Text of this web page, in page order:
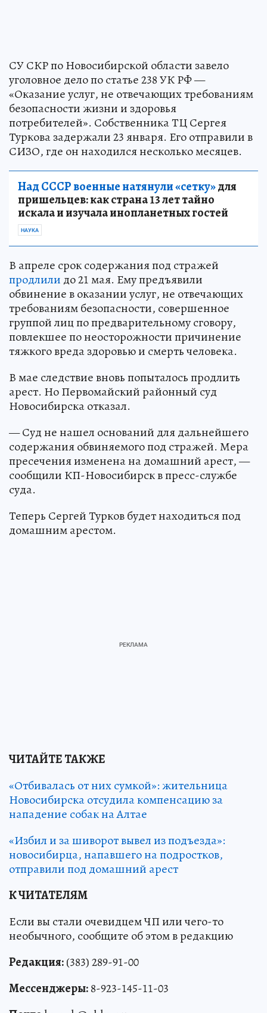
СУ СКР по Новосибирской области завело
уголовное дело по статье 238 УК РФ —
«Оказание услуг, не отвечающих требованиям
безопасности жизни и здоровья
потребителей». Собственника ТЦ Сергея
Туркова задержали 23 января. Его отправили в
СИЗО, где он находился несколько месяцев.
Над СССР военные натянули «сетку»для
пришельцев: как страна 13 лет тайно
искала и изучала инопланетных гостей
НАУКА
В апреле срок содержания под стражей
продлили до 21 мая. Ему предъявили
обвинение в оказании услуг, не отвечающих
требованиям безопасности, совершенное
группой лиц по предварительному сговору,
повлекшее по неосторожности причинение
тяжкого вреда здоровью и смерть человека.
В мае следствие вновь попыталось продлить
арест. Но Первомайский районный суд
Новосибирска отказал.
— Суд не нашел оснований для дальнейшего
содержания обвиняемого под стражей. Мера
пресечения изменена на домашний арест, —
сообщили КП-Новосибирск в пресс-службе
суда.
Теперь Сергей Турков будет находиться под
домашним арестом.
ЧИТАЙТЕ ТАКЖЕ
«Отбивалась от них сумкой»: жительница
Новосибирска отсудила компенсацию за
нападение собак на Алтае
«Избил и за шиворот вывел из подъезда»:
новосибирца, напавшего на подростков,
отправили под домашний арест
К ЧИТАТЕЛЯМ
Если вы стали очевидцем ЧП или чего-то
необычного, сообщите об этом в редакцию
Редакция:(383) 289-91-00
Мессенджеры:8-923-145-11-03